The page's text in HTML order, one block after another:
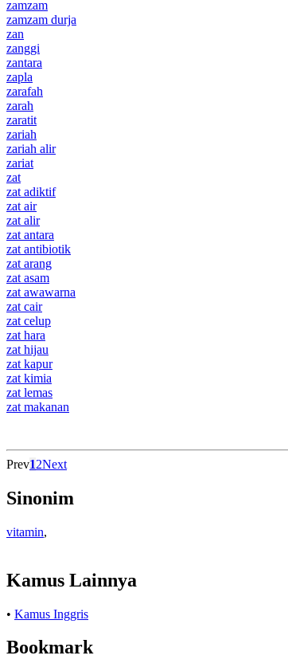
zamzam
zamzam durja
zan
zanggi
zantara
zapla
zarafah
zarah
zaratit
zariah
zariah alir
zariat
zat
zat adiktif
zat air
zat alir
zat antara
zat antibiotik
zat arang
zat asam
zat awawarna
zat cair
zat celup
zat hara
zat hijau
zat kapur
zat kimia
zat lemas
zat makanan
Prev12Next
Sinonim
vitamin,
Kamus Lainnya
• Kamus Inggris
Bookmark